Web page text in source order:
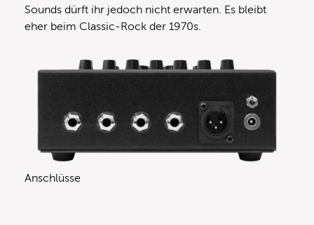
Sounds dürft ihr jedoch nicht erwarten. Es bleibt
eher beim Classic-Rock der 1970s.
Anschlüsse